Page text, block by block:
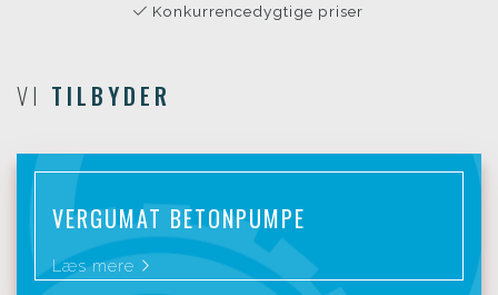
Konkurrencedygtige priser
VI TILBYDER
VERGUMAT BETONPUMPE
Læs mere